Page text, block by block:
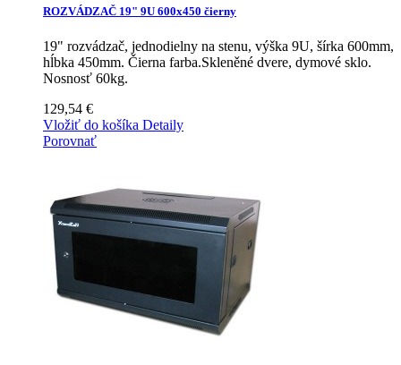
ROZVÁDZAČ 19" 9U 600x450 čierny
19" rozvádzač, jednodielny na stenu, výška 9U, šírka 600mm,
hĺbka 450mm. Čierna farba.Skleněné dvere, dymové sklo.
Nosnosť 60kg.
129,54 €
Vložiť do košíka Detaily
Porovnať